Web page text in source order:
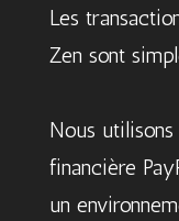
Les
Zen sont
Nous
financière
un